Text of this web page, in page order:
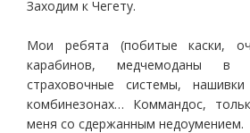
Заходим к Чегету.
Мои ребята (побитые каски,
карабинов, медчемоданы в
страховочные системы,
комбинезонах… Коммандос,
меня со сдержанным недоумением.